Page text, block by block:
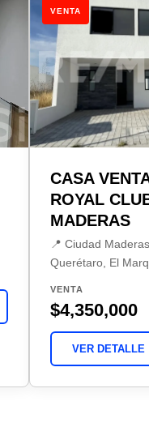
VENTA
CASA
ROYAL
MADERAS
📍 Ciudad
Querétaro, El
VENTA
$4,350,000
VER DETALLE